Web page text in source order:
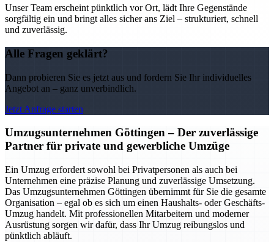
Unser Team erscheint pünktlich vor Ort, lädt Ihre Gegenstände
sorgfältig ein und bringt alles sicher ans Ziel – strukturiert, schnell
und zuverlässig.
Alle Fragen geklärt?
Dann probieren Sie es jetzt aus und fordern Sie Ihr individuelles
Angebot an – ganz unverbindlich.
Jetzt Anfrage starten
Umzugsunternehmen Göttingen – Der zuverlässige
Partner für private und gewerbliche Umzüge
Ein Umzug erfordert sowohl bei Privatpersonen als auch bei
Unternehmen eine präzise Planung und zuverlässige Umsetzung.
Das Umzugsunternehmen Göttingen übernimmt für Sie die gesamte
Organisation – egal ob es sich um einen Haushalts- oder Geschäfts-
Umzug handelt. Mit professionellen Mitarbeitern und moderner
Ausrüstung sorgen wir dafür, dass Ihr Umzug reibungslos und
pünktlich abläuft.